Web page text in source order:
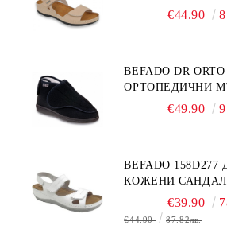
ЕСТЕСТВЕНА
€44.90
BEFADO DR
ОРТОПЕДИЧНИ
ЗА ГИПСИРАН
€49.90
BEFADO
КОЖЕНИ
€39.90
€44.90 87.82лв.